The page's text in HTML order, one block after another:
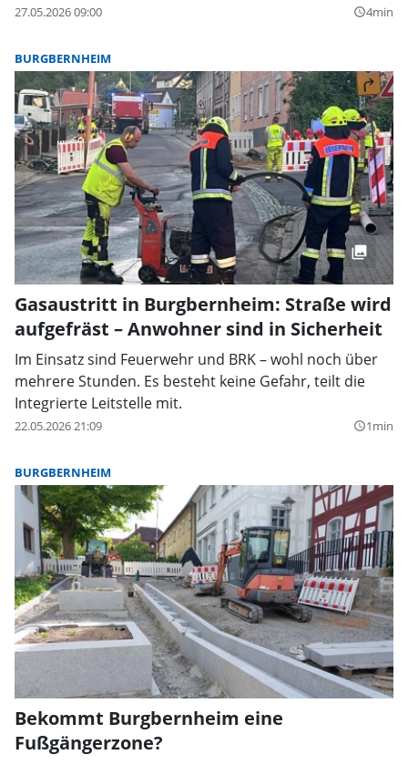
27.05.2026 09:00 query_builder4min
BURGBERNHEIM
Gasaustritt in Burgbernheim: Straße wird
aufgefräst – Anwohner sind in Sicherheit
Im Einsatz sind Feuerwehr und BRK – wohl noch über
mehrere Stunden. Es besteht keine Gefahr, teilt die
Integrierte Leitstelle mit.
22.05.2026 21:09 query_builder1min
BURGBERNHEIM
Bekommt Burgbernheim eine
Fußgängerzone?